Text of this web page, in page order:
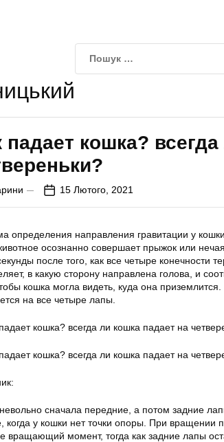
падает кошка?
15 Лютого, 2021
определения направления гравитации у
осознанно совершает прыжок или
после того, как все четыре конечности
в какую сторону направлена голова, и
кошка могла видеть, куда она
на все четыре лапы.
сначала передние, а потом задние
когда у кошки нет точки опоры. При
вращающий момент, тогда как задние лапы